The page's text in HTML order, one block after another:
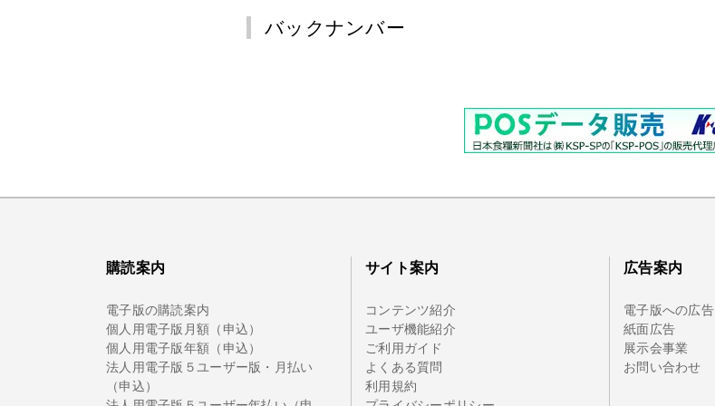
バックナンバー
購読案内
電子版の購読案内
個人用電子版月額（申込）
個人用電子版年額（申込）
法人用電子版５ユーザー版・月払い
（申込）
サイト案内
コンテンツ紹介
ユーザ機能紹介
ご利用ガイド
よくある質問
利用規約
広告案内
電子版への広告
紙面広告
展示会事業
お問い合わせ